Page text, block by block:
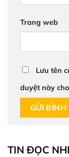
Trang web
Lưu tên
duyệt này
TIN ĐỌC